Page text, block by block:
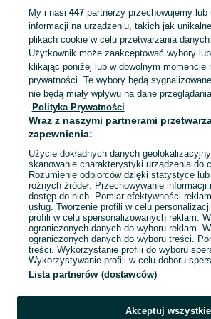
KATEGORIA
Mapa kategorii
Mapa miejscowości
Mapa ministron
Popularne wyszukiwania
My i nasi 447partnerzy przechowujemy lub
informacji na urządzeniu, takich jak
plikach cookie w celu przetwarzania
Użytkownik może zaakceptować wybory
klikając poniżej lub w dowolnym momencie
prywatności. Te wybory będą
nie będą miały wpływu na dane
Polityka Prywatności
Wraz z naszymi partnerami
zapewnienia:
Użycie dokładnych danych
skanowanie charakterystyki urządzenia do
Rozumienie odbiorców dzięki statystyce
różnych źródeł. Przechowywanie informacji
dostęp do nich. Pomiar efektywności
usług. Tworzenie profili w celu
profili w celu spersonalizowanych reklam.
ograniczonych danych do wyboru reklam.
ograniczonych danych do wyboru treści.
treści. Wykorzystanie profili do wyboru
Wykorzystywanie profili w celu doboru
Lista partnerów (dostawców)
Akceptuj wszystkie